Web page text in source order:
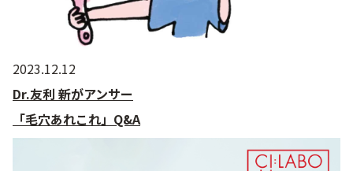
2023.12.12
Dr.友利 新がアンサー
「毛穴あれこれ」Q&A